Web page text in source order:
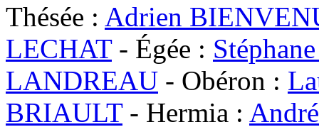
Thésée : Adrien
LECHAT- Égée :
LANDREAU - Obéron :
BRIAULT- Hermia :